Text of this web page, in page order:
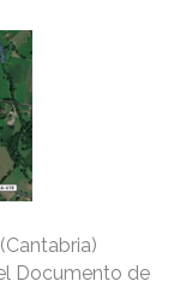
Documento de